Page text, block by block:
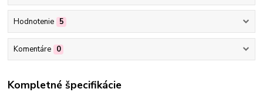
Hodnotenie 5
Komentáre 0
Kompletné špecifikácie